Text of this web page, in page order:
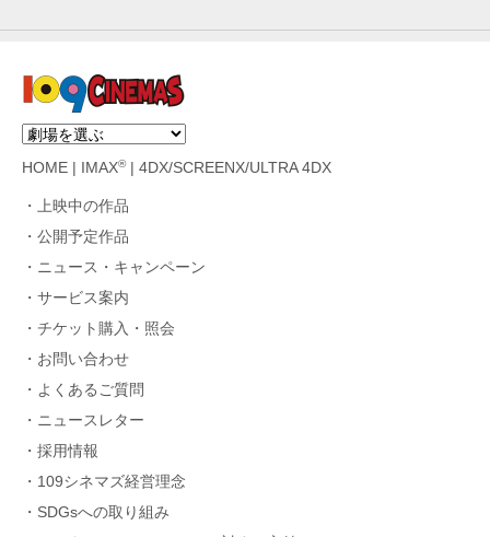
HOME IMAX®| 4DX/SCREENX/ULTRA 4DX
上映中の作品
公開予定作品
ニュース・キャンペーン
サービス案内
チケット購入・照会
お問い合わせ
よくあるご質問
ニュースレター
採用情報
109シネマズ経営理念
SDGsへの取り組み